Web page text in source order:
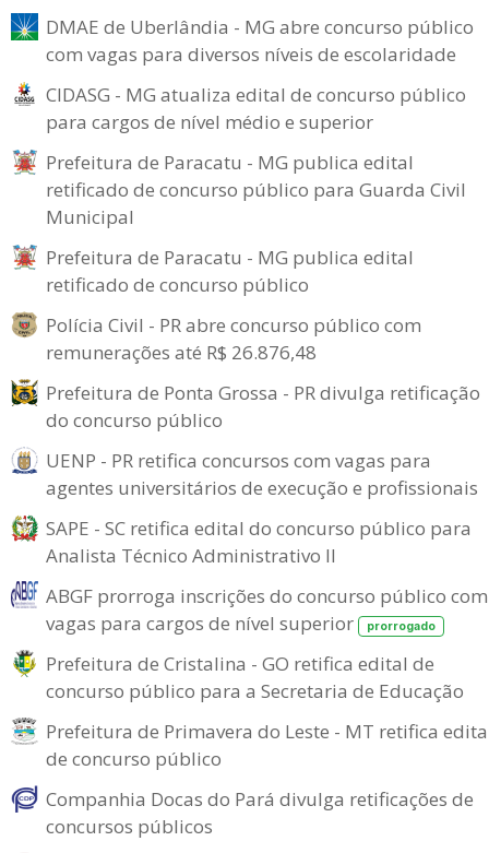
DMAE de Uberlândia - MG abre concurso público
com vagas para diversos níveis de escolaridade
CIDASG - MG atualiza edital de concurso público
para cargos de nível médio e superior
Prefeitura de Paracatu - MG publica edital
retificado de concurso público para Guarda Civil
Municipal
Prefeitura de Paracatu - MG publica edital
retificado de concurso público
Polícia Civil - PR abre concurso público com
remunerações até R$ 26.876,48
Prefeitura de Ponta Grossa - PR divulga retificação
do concurso público
UENP - PR retifica concursos com vagas para
agentes universitários de execução e profissionais
SAPE - SC retifica edital do concurso público para
Analista Técnico Administrativo II
ABGF prorroga inscrições do concurso público com
vagas para cargos de nível superior
prorrogado
Prefeitura de Cristalina - GO retifica edital de
concurso público para a Secretaria de Educação
Prefeitura de Primavera do Leste - MT retifica
de concurso público
Companhia Docas do Pará divulga retificações de
concursos públicos